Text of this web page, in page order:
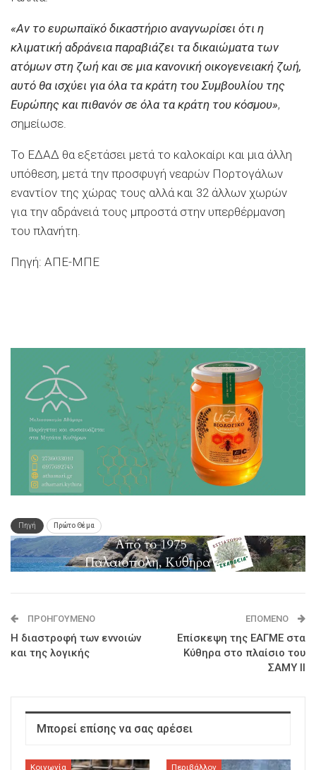
«Αν το ευρωπαϊκό δικαστήριο αναγνωρίσει ότι η
κλιματική αδράνεια παραβιάζει τα δικαιώματα των
ατόμων στη ζωή και σε μια κανονική οικογενειακή ζωή,
αυτό θα ισχύει για όλα τα κράτη του Συμβουλίου της
Ευρώπης και πιθανόν σε όλα τα κράτη του κόσμου»,
σημείωσε.
Το ΕΔΑΔ θα εξετάσει μετά το καλοκαίρι και μια άλλη
υπόθεση, μετά την προσφυγή νεαρών Πορτογάλων
εναντίον της χώρας τους αλλά και 32 άλλων χωρών
για την αδράνειά τους μπροστά στην υπερθέρμανση
του πλανήτη.
Πηγή: ΑΠΕ-ΜΠΕ
Πηγή Πρώτο Θέμα
ΠΡΟΗΓΟΎΜΕΝΟ
Η διαστροφή των εννοιών
και της λογικής
ΕΠΌΜΕΝΟ
Επίσκεψη της ΕΑΓΜΕ στα
Κύθηρα στο πλαίσιο του
ΣΑΜΥ ΙΙ
Μπορεί επίσης να σας αρέσει
Κοινωνία Περιβάλλον